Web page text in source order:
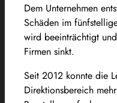
Dem Unternehmen
Schäden im
wird beeinträchtigt
Firmen sinkt.
Seit 2012 konnte die
Direktionsbereich